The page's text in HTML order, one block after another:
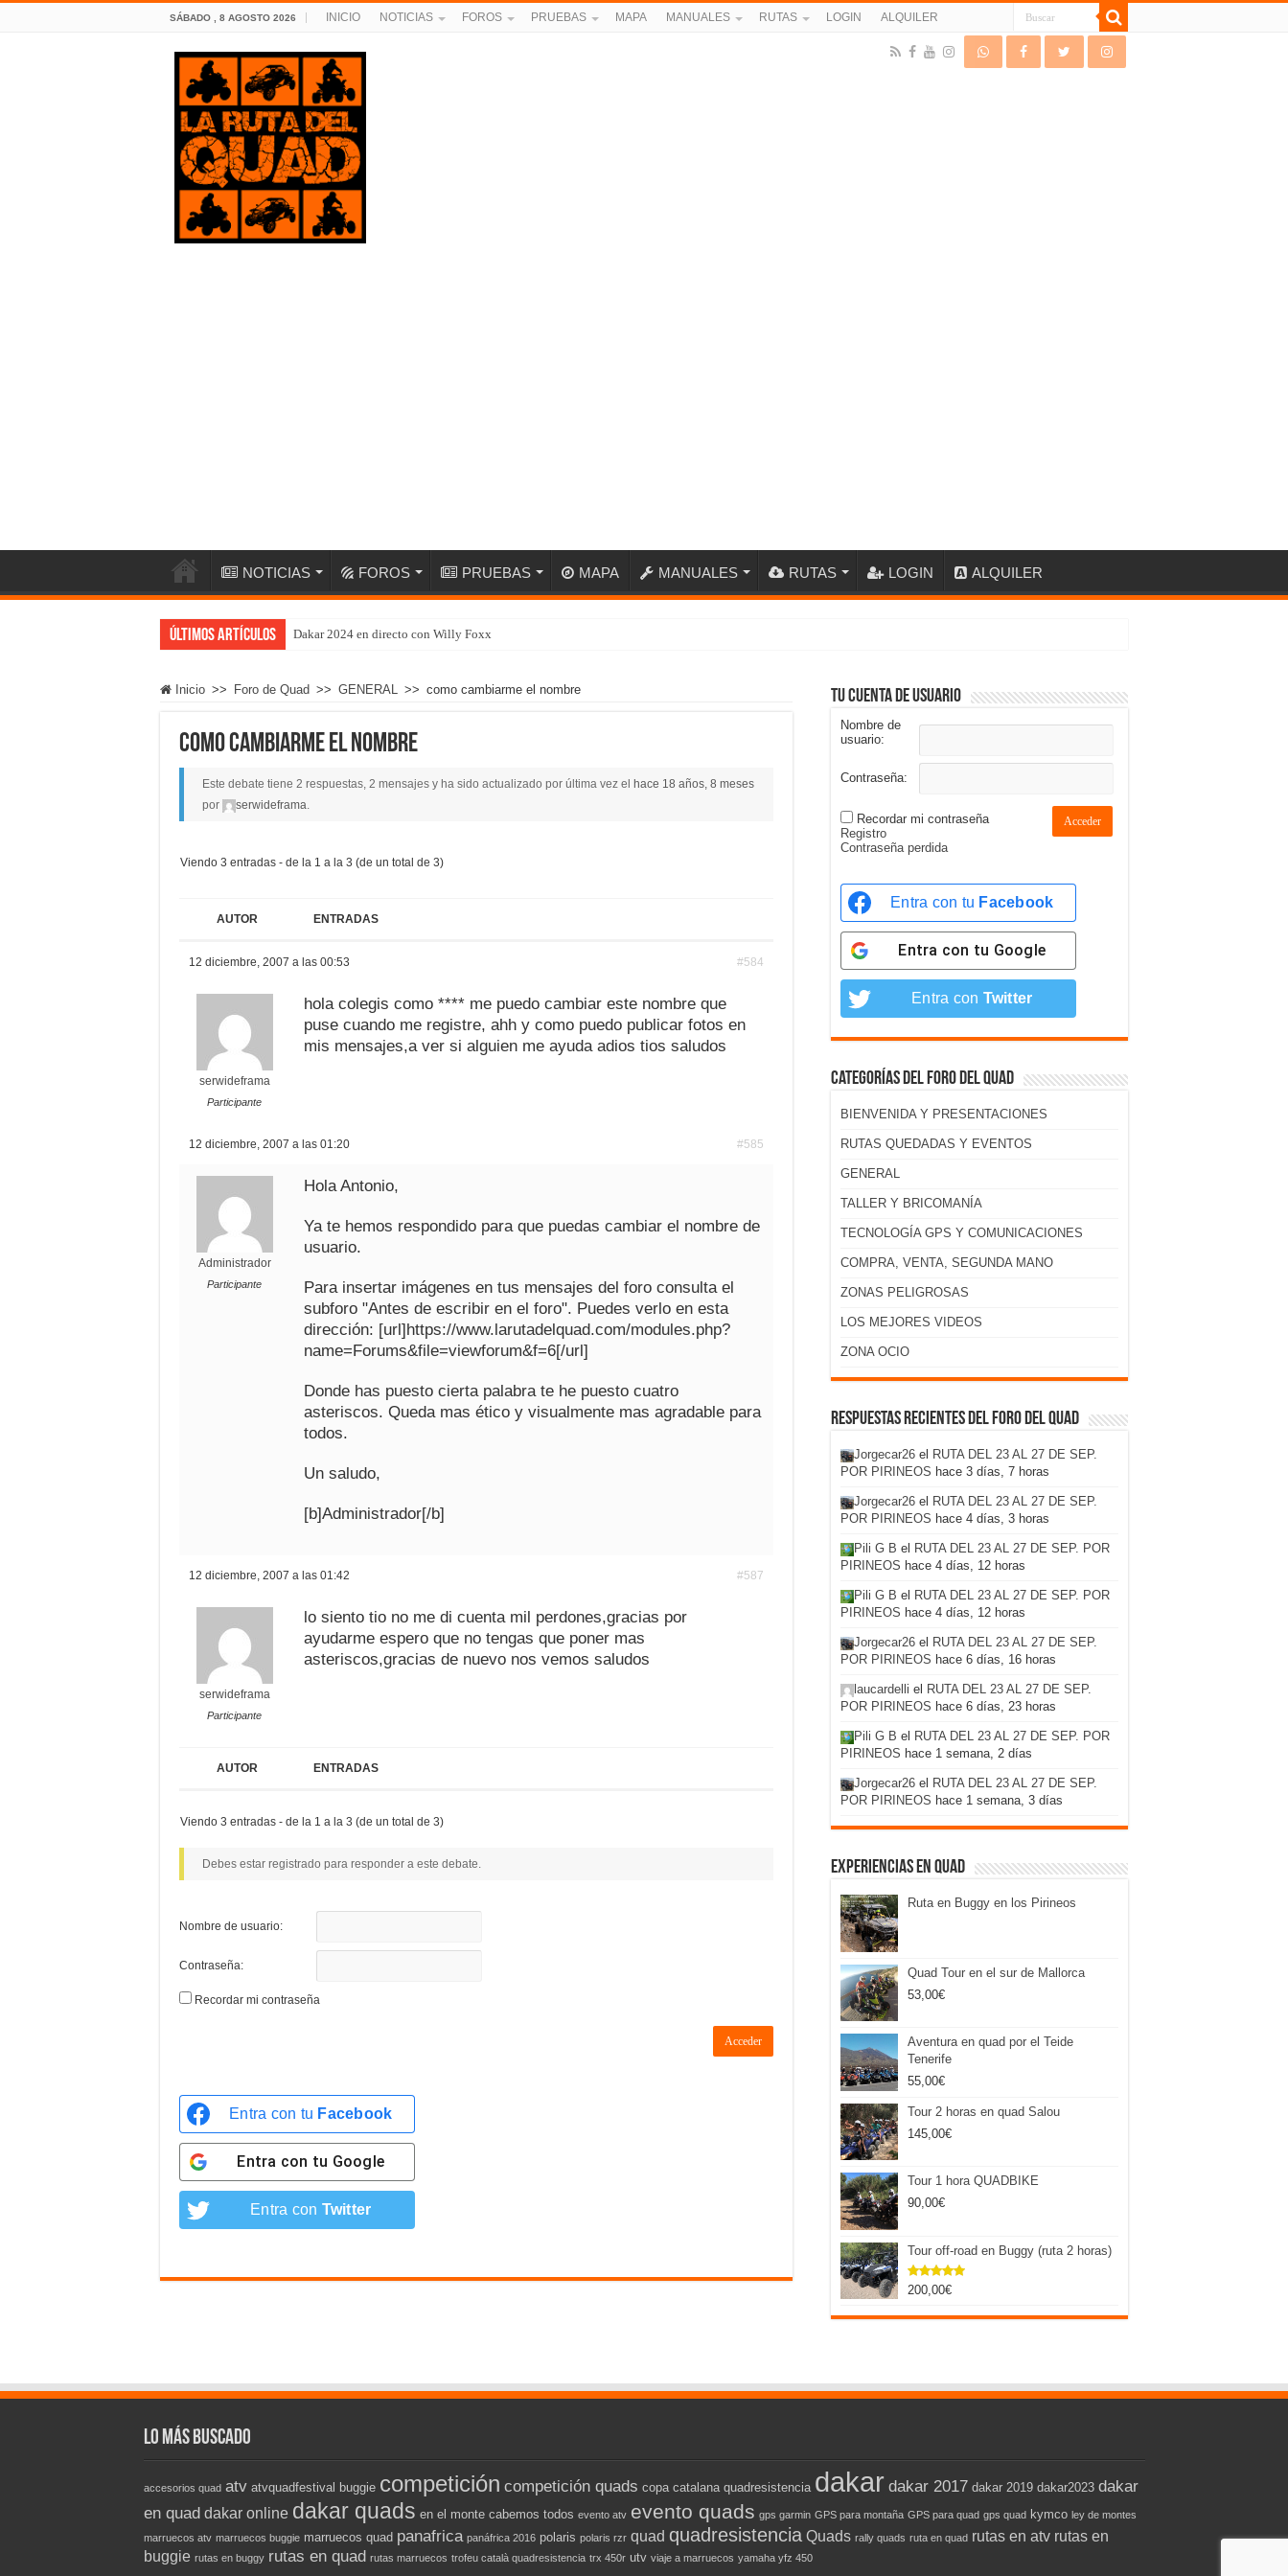
SÁBADO , 8 AGOSTO 2026 INICIO NOTICIAS FOROS PRUEBAS MAPA MANUALES RUTAS LOGIN ALQUILER
NOTICIAS FOROS PRUEBAS MAPA MANUALES RUTAS LOGIN ALQUILER
Últimos artículos Dakar 2024 en directo con Willy Foxx
Inicio >> Foro de Quad >> GENERAL >> como cambiarme el nombre
como cambiarme el nombre
Este debate tiene 2 respuestas, 2 mensajes y ha sido actualizado por última vez el
hace 18 años, 8 meses
por
serwideframa.
Viendo 3 entradas - de la 1 a la 3 (de un total de 3)
AUTOR ENTRADAS
12 diciembre, 2007 a las 00:53 #584
serwideframa
Participante
hola colegis como **** me puedo cambiar este nombre que
puse cuando me registre, ahh y como puedo publicar fotos en
mis mensajes,a ver si alguien me ayuda adios tios saludos
12 diciembre, 2007 a las 01:20 #585
Administrador
Participante
Hola Antonio,
Ya te hemos respondido para que puedas cambiar el nombre de
usuario.
Para insertar imágenes en tus mensajes del foro consulta el
subforo "Antes de escribir en el foro". Puedes verlo en esta
dirección: [url]https://www.larutadelquad.com/modules.php?
name=Forums&file=viewforum&f=6[/url]
Donde has puesto cierta palabra te he puesto cuatro
asteriscos. Queda mas ético y visualmente mas agradable para
todos.
Un saludo,
[b]Administrador[/b]
12 diciembre, 2007 a las 01:42 #587
serwideframa
Participante
lo siento tio no me di cuenta mil perdones,gracias por
ayudarme espero que no tengas que poner mas
asteriscos,gracias de nuevo nos vemos saludos
AUTOR ENTRADAS
Viendo 3 entradas - de la 1 a la 3 (de un total de 3)
Debes estar registrado para responder a este debate.
Nombre de usuario:
Contraseña:
Recordar mi contraseña
Acceder
Entra con tu Facebook
Entra con tu Google
Entra con Twitter
Tu cuenta de usuario
Nombre de
usuario:
Contraseña:
Recordar mi contraseña Acceder
Registro
Contraseña perdida
Entra con tu Facebook
Entra con tu Google
Entra con Twitter
Categorías del foro del Quad
BIENVENIDA Y PRESENTACIONES
RUTAS QUEDADAS Y EVENTOS
GENERAL
TALLER Y BRICOMANÍA
TECNOLOGÍA GPS Y COMUNICACIONES
COMPRA, VENTA, SEGUNDA MANO
ZONAS PELIGROSAS
LOS MEJORES VIDEOS
ZONA OCIO
Respuestas recientes del foro del Quad
Jorgecar26 el RUTA DEL 23 AL 27 DE SEP.
POR PIRINEOS hace 3 días, 7 horas
Jorgecar26 el RUTA DEL 23 AL 27 DE SEP.
POR PIRINEOS hace 4 días, 3 horas
Pili G B el RUTA DEL 23 AL 27 DE SEP. POR
PIRINEOS hace 4 días, 12 horas
Pili G B el RUTA DEL 23 AL 27 DE SEP. POR
PIRINEOS hace 4 días, 12 horas
Jorgecar26 el RUTA DEL 23 AL 27 DE SEP.
POR PIRINEOS hace 6 días, 16 horas
laucardelli el RUTA DEL 23 AL 27 DE SEP.
POR PIRINEOS hace 6 días, 23 horas
Pili G B el RUTA DEL 23 AL 27 DE SEP. POR
PIRINEOS hace 1 semana, 2 días
Jorgecar26 el RUTA DEL 23 AL 27 DE SEP.
POR PIRINEOS hace 1 semana, 3 días
Experiencias en Quad
Ruta en Buggy en los Pirineos
Quad Tour en el sur de Mallorca
53,00€
Aventura en quad por el Teide
Tenerife
55,00€
Tour 2 horas en quad Salou
145,00€
Tour 1 hora QUADBIKE
90,00€
Tour off-road en Buggy (ruta 2 horas)
Valorado
de 5
200,00€
Lo más buscado
accesorios quad atv atvquadfestival buggie competición competición quads copa catalana quadresistencia dakar dakar 2017 dakar 2019 dakar2023 dakar
en quad dakar online dakar quads en el monte cabemos todos evento atv evento quads gps garmin GPS para montaña GPS para quad gps quad kymco ley de montes
marruecos atv marruecos buggie marruecos quad panafrica panáfrica 2016 polaris polaris rzr quad quadresistencia Quads rally quads ruta en quad rutas en atv rutas en
buggie rutas en buggy rutas en quad rutas marruecos trofeu català quadresistencia trx 450r utv viaje a marruecos yamaha yfz 450